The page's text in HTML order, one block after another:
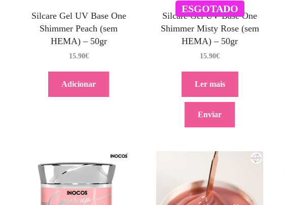
Silcare Gel UV Base One
Shimmer Peach (sem
HEMA) – 50gr
15.90€
Adicionar
ESGOTADO
Silcare Gel UV Base One
Shimmer Misty Rose (sem
HEMA) – 50gr
15.90€
Ler mais
Enviar